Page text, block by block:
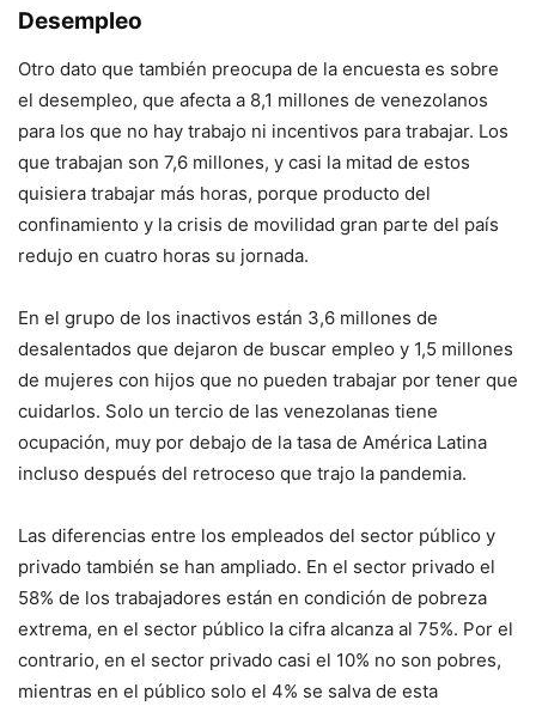
Desempleo
Otro dato que también preocupa de la encuesta es sobre
el desempleo, que afecta a 8,1 millones de venezolanos
para los que no hay trabajo ni incentivos para trabajar. Los
que trabajan son 7,6 millones, y casi la mitad de estos
quisiera trabajar más horas, porque producto del
confinamiento y la crisis de movilidad gran parte del país
redujo en cuatro horas su jornada.
En el grupo de los inactivos están 3,6 millones de
desalentados que dejaron de buscar empleo y 1,5 millones
de mujeres con hijos que no pueden trabajar por tener que
cuidarlos. Solo un tercio de las venezolanas tiene
ocupación, muy por debajo de la tasa de América Latina
incluso después del retroceso que trajo la pandemia.
Las diferencias entre los empleados del sector público y
privado también se han ampliado. En el sector privado el
58% de los trabajadores están en condición de pobreza
extrema, en el sector público la cifra alcanza al 75%. Por el
contrario, en el sector privado casi el 10% no son pobres,
mientras en el público solo el 4% se salva de esta